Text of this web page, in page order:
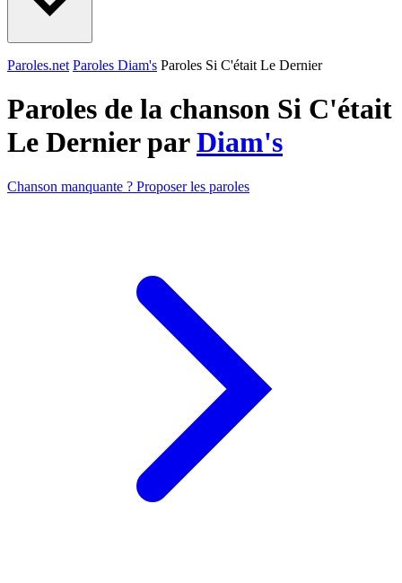
Paroles.net Paroles Diam's Paroles Si C'était Le Dernier
Paroles de la chanson Si C'était
Le Dernier parDiam's
Chanson manquante ? Proposer les paroles